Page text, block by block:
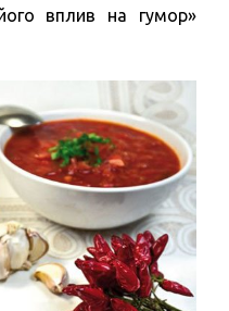
вплив на гумор»